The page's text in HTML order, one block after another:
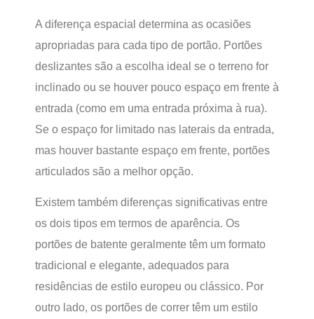
A diferença espacial determina as ocasiões
apropriadas para cada tipo de portão. Portões
deslizantes são a escolha ideal se o terreno for
inclinado ou se houver pouco espaço em frente à
entrada (como em uma entrada próxima à rua).
Se o espaço for limitado nas laterais da entrada,
mas houver bastante espaço em frente, portões
articulados são a melhor opção.
Existem também diferenças significativas entre
os dois tipos em termos de aparência. Os
portões de batente geralmente têm um formato
tradicional e elegante, adequados para
residências de estilo europeu ou clássico. Por
outro lado, os portões de correr têm um estilo